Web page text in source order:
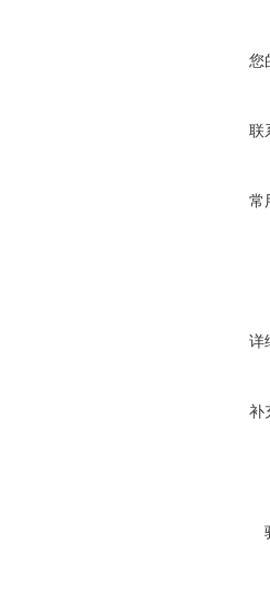
您
联
常
详
补